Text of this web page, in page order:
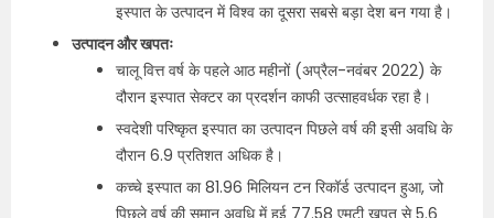
इस्पात के उत्पादन में विश्व का दूसरा सबसे बड़ा देश बन गया है।
उत्पादन और खपतः
चालू वित्त वर्ष के पहले आठ महीनों (अप्रैल-नवंबर 2022) के
दौरान इस्पात सेक्टर का प्रदर्शन काफी उत्साहवर्धक रहा है।
स्वदेशी परिष्कृत इस्पात का उत्पादन पिछले वर्ष की इसी अवधि के
दौरान 6.9 प्रतिशत अधिक है।
कच्चे इस्पात का 81.96 मिलियन टन रिकॉर्ड उत्पादन हुआ, जो
पिछले वर्ष की समान अवधि में हुई 77.58 एमटी खपत से 5.6